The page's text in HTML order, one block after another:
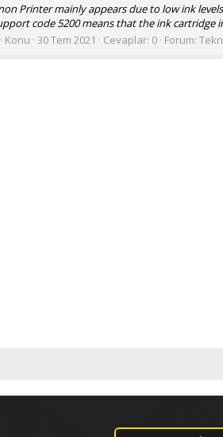
Printer mainly appears due to low ink
code 5200 means that the ink
Konu 30 Tem 2021 Cevaplar: 0 Forum: